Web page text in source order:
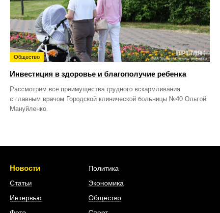
Общество
Инвестиция в здоровье и благополучие ребенка
Рассмотрим все преимущества грудного вскармливания
с главным врачом Городской клинической больницы №40 Ольгой
Мануйленко.
Новости
Статьи
Интервью
Политика
Экономика
Общество